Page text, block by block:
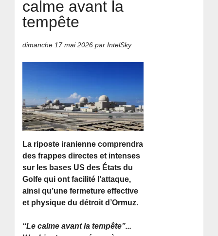
calme avant la
tempête
dimanche 17 mai 2026 par IntelSky
La riposte iranienne comprendra
des frappes directes et intenses
sur les bases US des États du
Golfe qui ont facilité l’attaque,
ainsi qu’une fermeture effective
et physique du détroit d’Ormuz.
“Le calme avant la tempête”...